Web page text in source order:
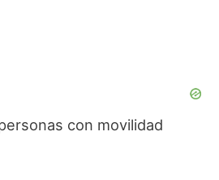
con movilidad